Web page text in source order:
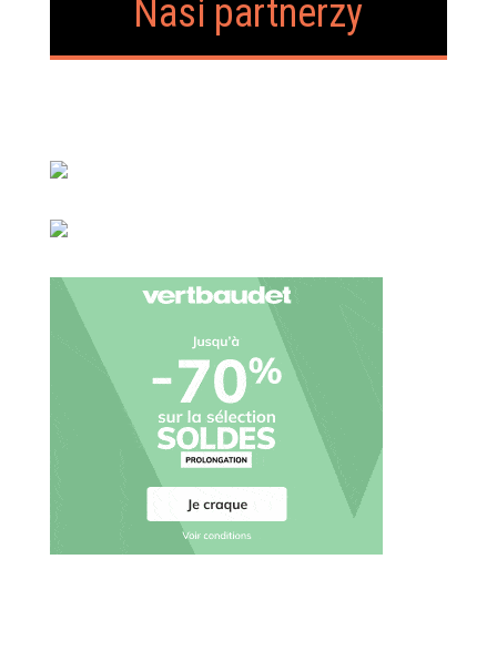
Nasi partnerzy